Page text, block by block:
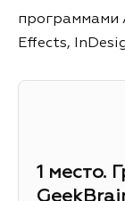
программами
Effects,
1 место.